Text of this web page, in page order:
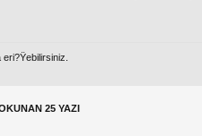
25 YAZI